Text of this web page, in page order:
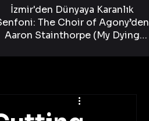
İzmir'den Dünyaya Karanlık
The Choir of Agony’den
Aaron Stainthorpe (My Dying